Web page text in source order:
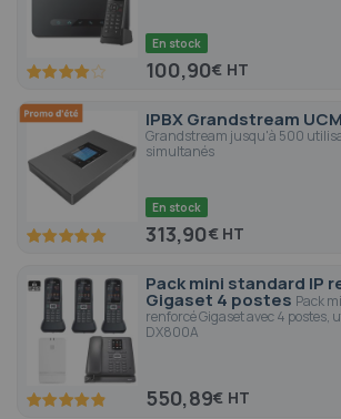
80 100
En stock
100,90€
IPBX Grandstream
Grandstream jusqu'à 500
simultanés
100 100
En stock
313,90€
Pack mini standard IP
Gigaset 4 postes Pack
renforcé Gigaset avec 4 postes,
DX800A
97.2 100 550,89€